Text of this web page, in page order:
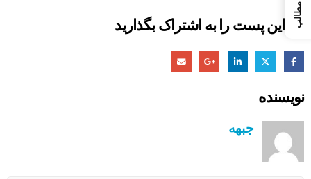
این پست را به اشتراک بگذارید
نویسنده
جبهه